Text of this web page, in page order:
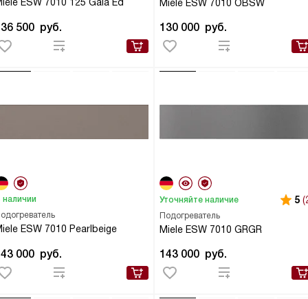
500 руб.
Miele ESW 7010 OBSW
130 000 руб.
ESW 7010 Pearlbeige
наличии
000 руб.
Подогреватель
Miele ESW 7010 GRGR
Уточняйте наличие 5
143 000 руб.